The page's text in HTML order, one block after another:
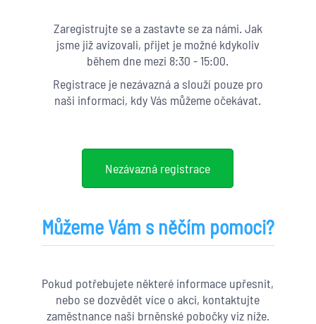
Zaregistrujte se a zastavte se za námi. Jak
jsme již avizovali, přijet je možné kdykoliv
během dne mezi 8:30 - 15:00.
Registrace je nezávazná a slouží pouze pro
naši informaci, kdy Vás můžeme očekávat.
Nezávazná registrace
Můžeme Vám s něčím pomoci?
Pokud potřebujete některé informace upřesnit,
nebo se dozvědět více o akci, kontaktujte
zaměstnance naší brněnské pobočky viz níže.